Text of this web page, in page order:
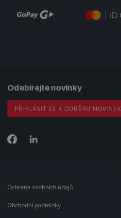
Odebírejte novinky
PŘIHLÁSIT SE K ODBĚRU NOVINEK
Ochrana osobních údajů
Obchodní podmínky